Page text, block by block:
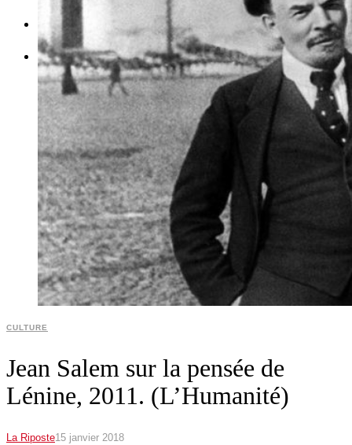
CULTURE
MULTIMÉDIAS
CULTURE
Jean Salem sur la pensée de
Lénine, 2011. (L’Humanité)
La Riposte15 janvier 2018